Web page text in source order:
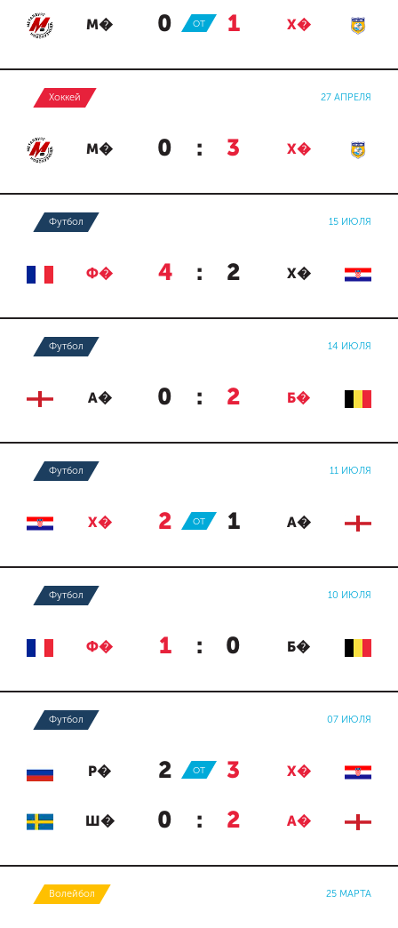
М� 0 : 1 Х�
ОТ
Хоккей 27 АПРЕЛЯ
М� 0 : 3 Х�
Футбол 15 ИЮЛЯ
Ф� 4 : 2 Х�
Футбол 14 ИЮЛЯ
А� 0 : 2 Б�
Футбол 11 ИЮЛЯ
Х� 2 : 1 А�
ОТ
Футбол 10 ИЮЛЯ
Ф� 1 : 0 Б�
Футбол 07 ИЮЛЯ
Р� 2 : 3 Х�
ОТ
Ш� 0 : 2 А�
Волейбол 25 МАРТА